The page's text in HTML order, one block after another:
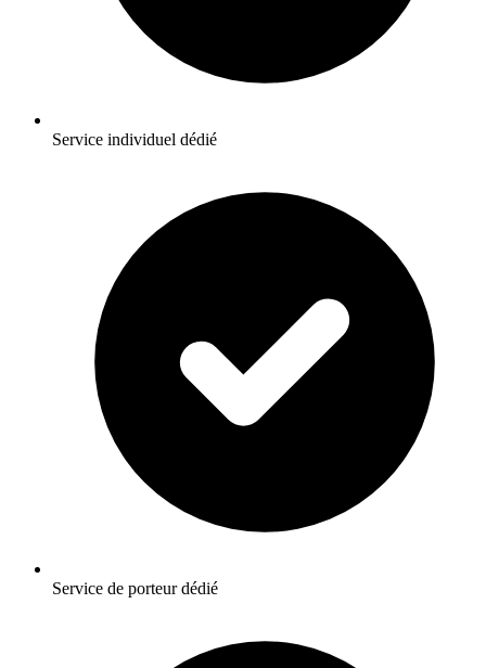
Service individuel dédié
Service de porteur dédié